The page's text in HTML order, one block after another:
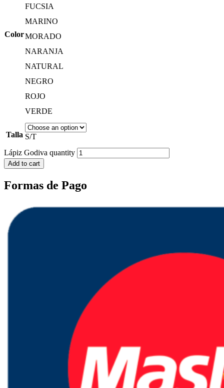
Color
FUCSIA
MARINO
MORADO
NARANJA
NATURAL
NEGRO
ROJO
VERDE
Talla S/T
Lápiz Godiva quantity
Add to cart
Formas de Pago